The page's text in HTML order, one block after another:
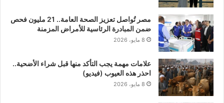
مصر تُواصل تعزيز الصحة العامة.. 21 مليون فحص
ضمن المبادرة الرئاسية للأمراض المزمنة
8 مايو، 2026
علامات مهمة يجب التأكد منها قبل شراء الأضحية..
احذر هذه العيوب (فيديو)
8 مايو، 2026